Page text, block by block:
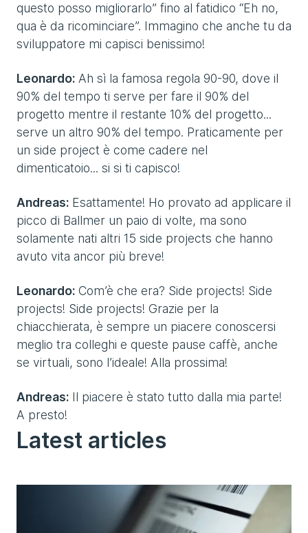
questo posso migliorarlo” fino al fatidico “Eh no,
qua è da ricominciare”. Immagino che anche tu da
sviluppatore mi capisci benissimo!
Leonardo: Ah sì la famosa regola 90-90, dove il
90% del tempo ti serve per fare il 90% del
progetto mentre il restante 10% del progetto...
serve un altro 90% del tempo. Praticamente per
un side project è come cadere nel
dimenticatoio... si si ti capisco!
Andreas: Esattamente! Ho provato ad applicare il
picco di Ballmer un paio di volte, ma sono
solamente nati altri 15 side projects che hanno
avuto vita ancor più breve!
Leonardo: Com’è che era? Side projects! Side
projects! Side projects! Grazie per la
chiacchierata, è sempre un piacere conoscersi
meglio tra colleghi e queste pause caffè, anche
se virtuali, sono l’ideale! Alla prossima!
Andreas: Il piacere è stato tutto dalla mia parte!
A presto!
Latest articles